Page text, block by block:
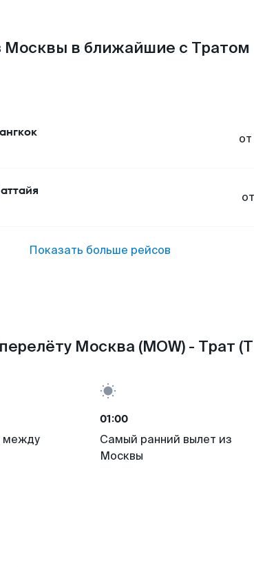
Москвы в ближайшие с Тратом
от
от
Показать больше рейсов
Москва (MOW) - Трат
между
01:00
Самый ранний вылет из
Москвы